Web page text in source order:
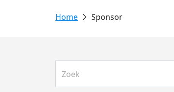
Sponsor